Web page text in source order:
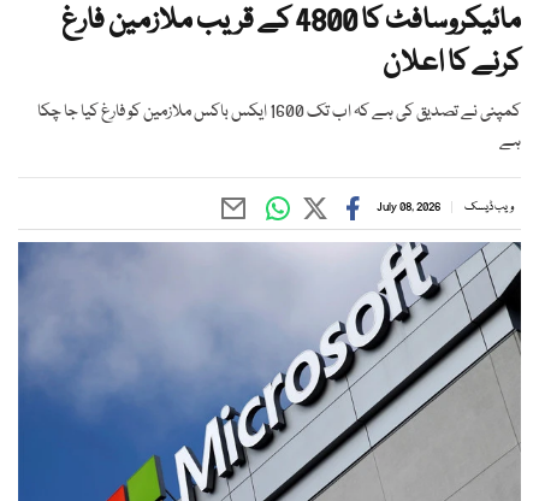
مائیکروسافٹ کا 4800 کے قریب ملازمین فارغ
کرنے کا اعلان
کمپنی نے تصدیق کی ہے کہ اب تک 1600 ایکس باکس ملازمین کو فارغ کیا جا چکا
ہے
ویب ڈیسک July 08, 2026